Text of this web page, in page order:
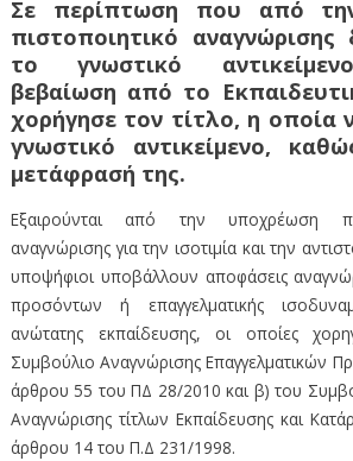
Σε περίπτωση που από
πιστοποιητικό
το γνωστικό
βεβαίωση από το
χορήγησε τον τίτλο, η οποία
γνωστικό αντικείμενο,
μετάφρασή της.
Εξαιρούνται από την υποχρέωση
αναγνώρισης για την ισοτιμία και την
υποψήφιοι υποβάλλουν αποφάσεις
προσόντων ή επαγγελματικής
ανώτατης εκπαίδευσης, οι οποίες
Συμβούλιο Αναγνώρισης Επαγγελματικών
άρθρου 55 του ΠΔ 28/2010 και β) του
Αναγνώρισης τίτλων Εκπαίδευσης και
άρθρου 14 του Π.Δ 231/1998.